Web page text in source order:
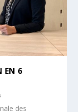
EN 6
des